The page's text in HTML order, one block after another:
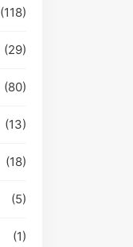
(118)
(29)
(80)
(13)
(18)
(5)
(1)